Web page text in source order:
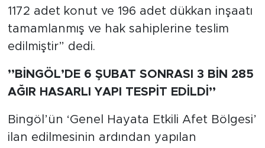
1172 adet konut ve 196 adet dükkan inşaatı
tamamlanmış ve hak sahiplerine teslim
edilmiştir” dedi.
’’BİNGÖL’DE 6 ŞUBAT SONRASI 3 BİN 285
AĞIR HASARLI YAPI TESPİT EDİLDİ’’
Bingöl’ün ‘Genel Hayata Etkili Afet Bölgesi’
ilan edilmesinin ardından yapılan